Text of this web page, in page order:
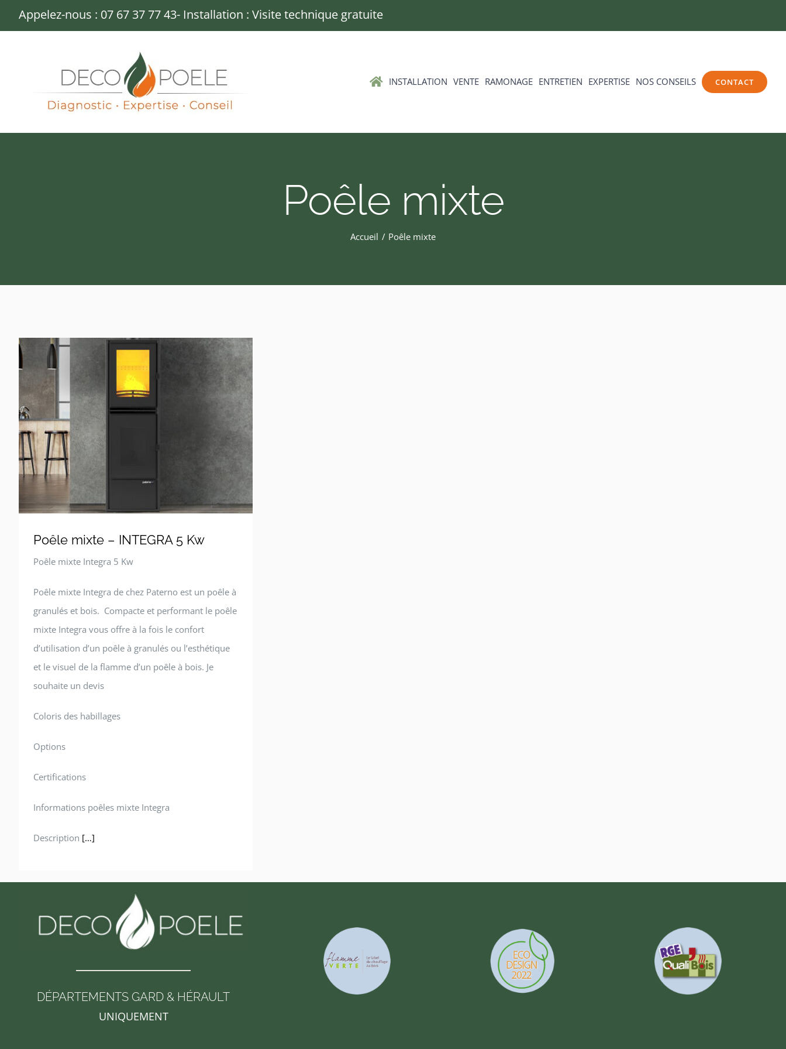
PasserAppelez-nous : 07 67 37 77 43- Installation : Visite technique gratuite
INSTALLATION VENTE RAMONAGE ENTRETIEN EXPERTISE NOS CONSEILS CONTACT
Poêle mixte
Accueil Poêle mixte
Poêle mixte – INTEGRA 5 Kw
Poêle mixte Integra 5 Kw
Poêle mixte Integra de chez Paterno est un poêle à
granulés et bois. Compacte et performant le poêle
mixte Integra vous offre à la fois le confort
d’utilisation d’un poêle à granulés ou l’esthétique
et le visuel de la flamme d’un poêle à bois. Je
souhaite un devis
Coloris des habillages
Options
Certifications
Informations poêles mixte Integra
Description […]
DÉPARTEMENTS GARD & HÉRAULT
UNIQUEMENT